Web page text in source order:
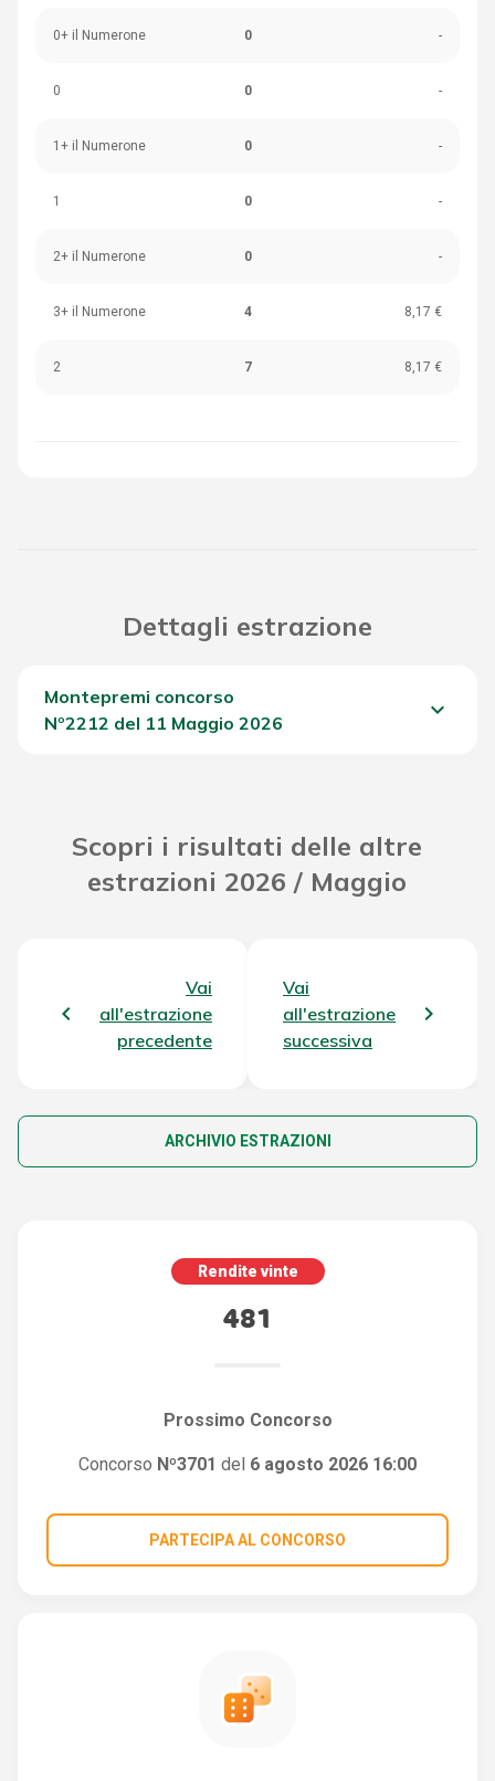
0+ il Numerone 0 -
0 0 -
1+ il Numerone 0 -
1 0 -
2+ il Numerone 0 -
3+ il Numerone 4 8,17 €
2 7 8,17 €
Dettagli estrazione
Montepremi concorso
Nº2212 del 11 Maggio 2026
keyboard_arrow_down
Scopri i risultati delle altre
estrazioni 2026 / Maggio
Vai
all'estrazione
precedente
Vai
all'estrazione
successiva
ARCHIVIO ESTRAZIONI
Rendite vinte
481
Prossimo Concorso
Concorso Nº3701 del 6 agosto 2026 16:00
PARTECIPA AL CONCORSO